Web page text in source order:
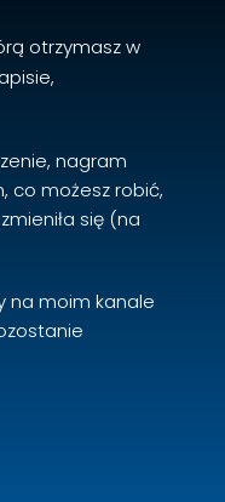
otrzymasz w
nagram
co możesz robić,
się (na
na moim kanale